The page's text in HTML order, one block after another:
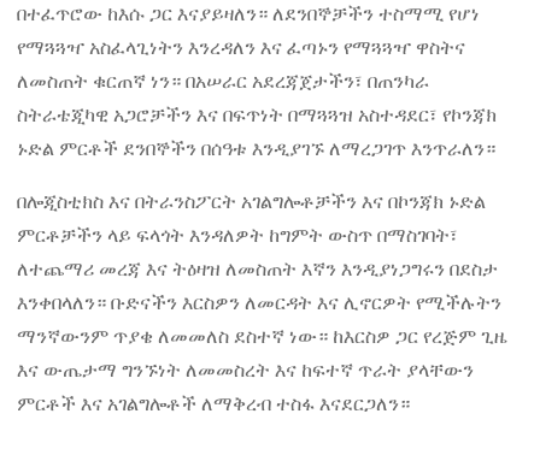
በተፈጥሮው ከእሱ ጋር እናያይዛለን። ለደንበኞቻችን ተስማሚ የሆነ
የማጓጓዣ አስፈላጊነትን እንረዳለን እና ፈጣኑን የማጓጓዣ ዋስትና
ለመስጠት ቁርጠኛ ነን። በአሠራር አደረጃጀታችን፣ በጠንካራ
ስትራቴጂካዊ አጋሮቻችን እና በፍጥነት በማጓጓዝ አስተዳደር፣ የኮንጃክ
ኑድል ምርቶች ደንበኞችን በሰዓቱ እንዲያገኙ ለማረጋገጥ እንጥራለን።
በሎጂስቲክስ እና በትራንስፖርት አገልግሎቶቻችን እና በኮንጃክ ኑድል
ምርቶቻችን ላይ ፍላጎት እንዳለዎት ከግምት ውስጥ በማስገባት፣
ለተጨማሪ መረጃ እና ትዕዛዝ ለመስጠት እኛን እንዲያነጋግሩን በደስታ
እንቀበላለን። ቡድናችን እርስዎን ለመርዳት እና ሊኖርዎት የሚችሉትን
ማንኛውንም ጥያቄ ለመመለስ ደስተኛ ነው። ከእርስዎ ጋር የረጅም ጊዜ
እና ውጤታማ ግንኙነት ለመመስረት እና ከፍተኛ ጥራት ያላቸውን
ምርቶች እና አገልግሎቶች ለማቅረብ ተስፋ እናደርጋለን።